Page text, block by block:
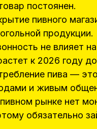
постоянен.
пивного
продукции.
не влияет
к 2026 году
пива —
и живым
рынке нет
обязательно